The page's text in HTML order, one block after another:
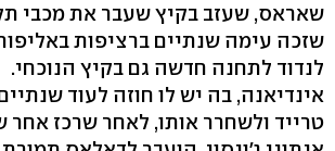
שאראס, שעזב בקיץ שעבר את מכבי
שזכה עימה שנתיים ברציפות
לנדוד לתחנה חדשה גם בקיץ הנוכחי.
אינדיאנה, בה יש לו חוזה לעוד
טרייד ולשחרר אותו, לאחר שרכז אחר